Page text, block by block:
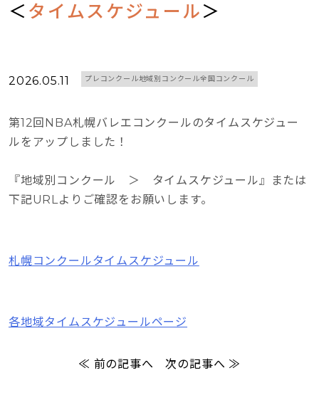
＜ タイムスケジュール ＞
2026.05.11 プレコンクール地域別コンクール全国コンクール
第12回NBA札幌バレエコンクールのタイムスケジュー
ルをアップしました！
『地域別コンクール ＞ タイムスケジュール』または
下記URLよりご確認をお願いします。
札幌コンクールタイムスケジュール
各地域タイムスケジュールページ
≪ 前の記事へ 次の記事へ ≫